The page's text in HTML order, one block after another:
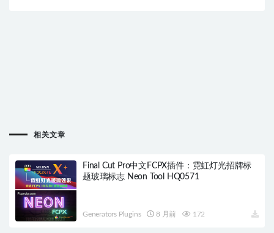
相关文章
Final Cut Pro中文FCPX插件：霓虹灯光招牌标
题玻璃标志 Neon Tool HQ0571
Generators Plugins 8 月前 172